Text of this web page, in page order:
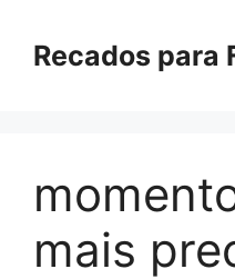
paraRecados para
mais